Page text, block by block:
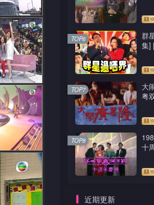
群
集]
TOP6
大
粤
TOP7
十
TOP8
近期更新